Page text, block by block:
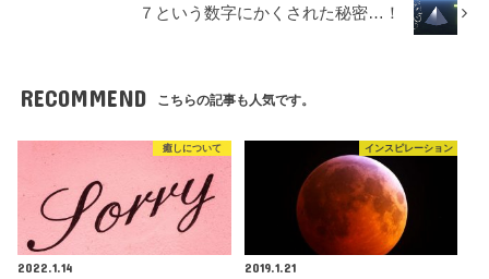
７という数字にかくされた秘密…！
RECOMMEND こちらの記事も人気です。
癒しについて
2022.1.14
インスピレーション
2019.1.21